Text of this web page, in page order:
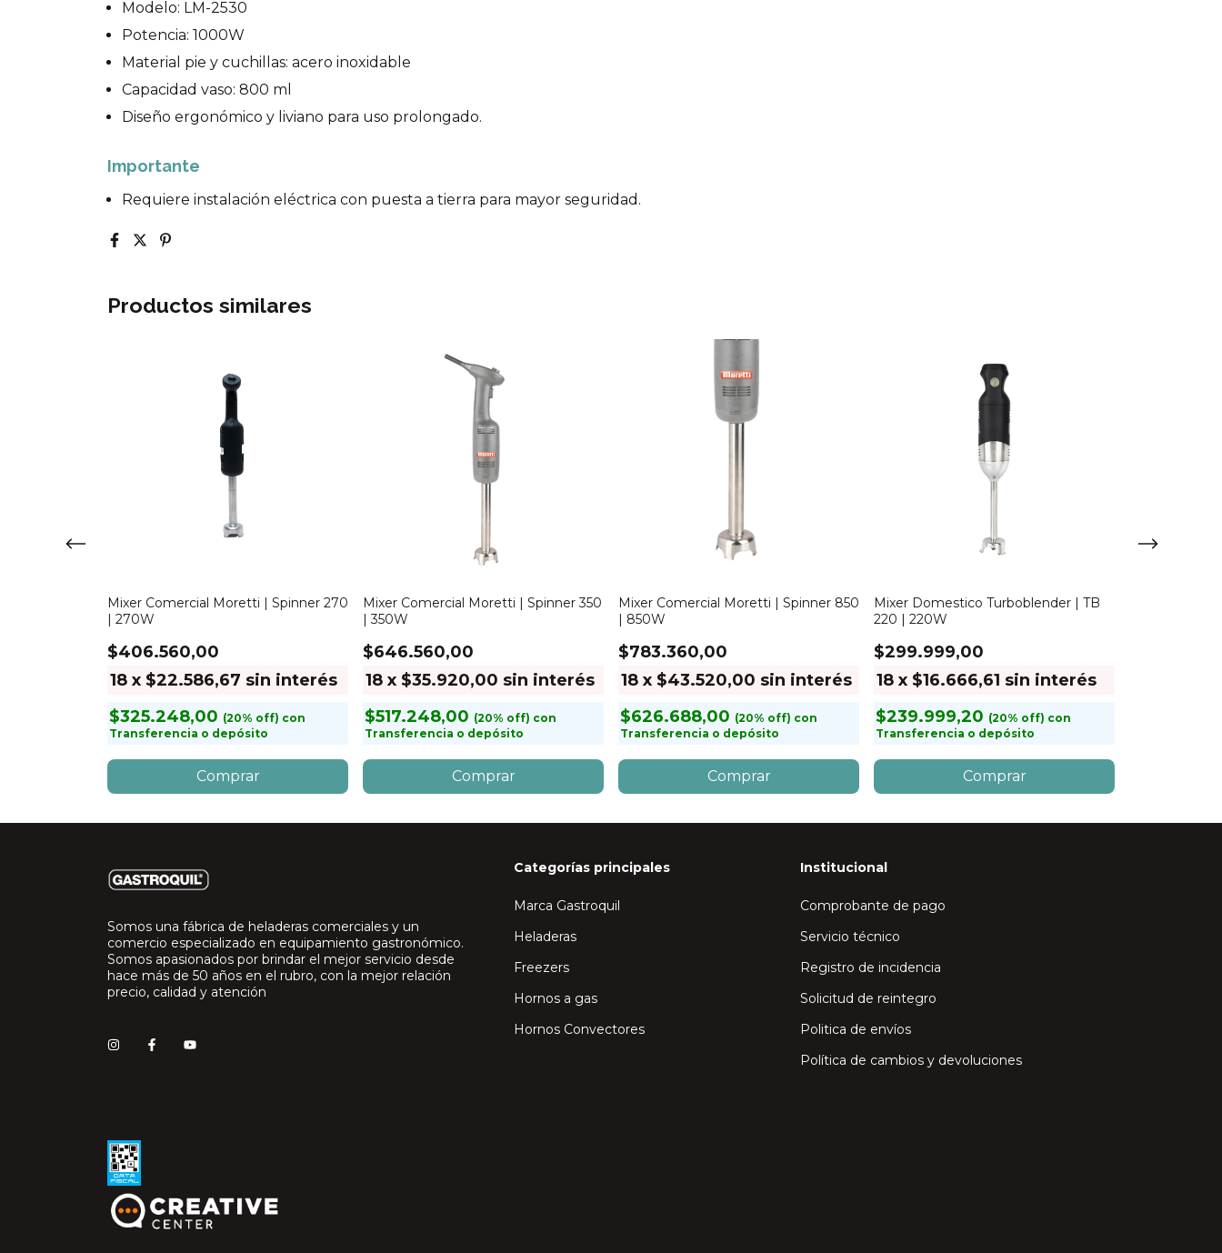
Modelo: LM-2530
Potencia: 1000W
Material pie y cuchillas: acero inoxidable
Capacidad vaso: 800 ml
Diseño ergonómico y liviano para uso prolongado.
Importante
Requiere instalación eléctrica con puesta a tierra para mayor seguridad.
Productos similares
Mixer Comercial Moretti | Spinner 270
| 270W
$406.560,00
18 x $22.586,67 sin interés
$325.248,00
con
Transferencia o depósito
Mixer Comercial Moretti | Spinner 350
| 350W
$646.560,00
18 x $35.920,00 sin interés
$517.248,00
con
Transferencia o depósito
Mixer Comercial Moretti | Spinner 850
| 850W
$783.360,00
18 x $43.520,00 sin interés
$626.688,00
con
Transferencia o depósito
Mixer Domestico Turboblender | TB
220 | 220W
$299.999,00
18 x $16.666,61 sin interés
$239.999,20
con
Transferencia o depósito
Somos una fábrica de heladeras comerciales y un
comercio especializado en equipamiento gastronómico.
Somos apasionados por brindar el mejor servicio desde
hace más de 50 años en el rubro, con la mejor relación
precio, calidad y atención
Categorías principales
Marca Gastroquil
Heladeras
Freezers
Hornos a gas
Hornos Convectores
Institucional
Comprobante de pago
Servicio técnico
Registro de incidencia
Solicitud de reintegro
Politica de envíos
Política de cambios y devoluciones